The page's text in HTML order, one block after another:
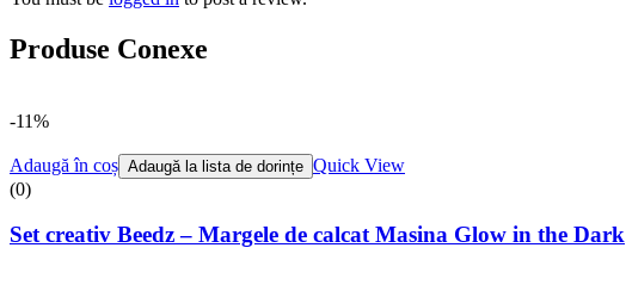
Produse Conexe
-11%
Adaugă în coș Adaugă la lista de dorințe Quick View
(0)
Set creativ Beedz – Margele de calcat Masina Glow in the Dark